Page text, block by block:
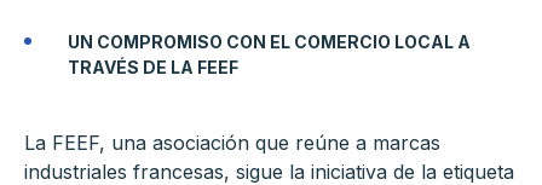
UN COMPROMISO CON EL COMERCIO LOCAL A
TRAVÉS DE LA FEEF
La FEEF, una asociación que reúne a marcas
industriales francesas, sigue la iniciativa de la etiqueta